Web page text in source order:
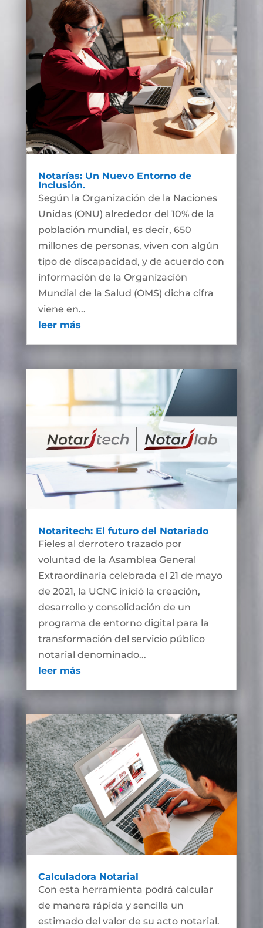
Notarías: Un Nuevo Entorno de
Inclusión.
Según la Organización de la Naciones
Unidas (ONU) alrededor del 10% de la
población mundial, es decir, 650
millones de personas, viven con algún
tipo de discapacidad, y de acuerdo con
información de la Organización
Mundial de la Salud (OMS) dicha cifra
viene en...
leer más
Notaritech: El futuro del Notariado
Fieles al derrotero trazado por
voluntad de la Asamblea General
Extraordinaria celebrada el 21 de mayo
de 2021, la UCNC inició la creación,
desarrollo y consolidación de un
programa de entorno digital para la
transformación del servicio público
notarial denominado...
leer más
Calculadora Notarial
Con esta herramienta podrá calcular
de manera rápida y sencilla un
estimado del valor de su acto notarial.